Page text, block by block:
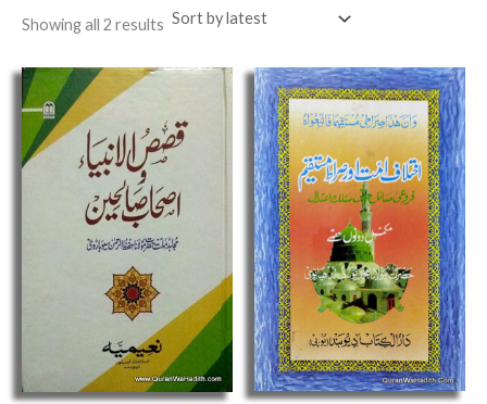
Showing all 2 results